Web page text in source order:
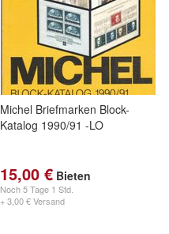
Michel Briefmarken Block-
Katalog 1990/91 -LO
15,00 € Bieten
Noch5 Tage 1 Std.
+ 3,00 € Versand